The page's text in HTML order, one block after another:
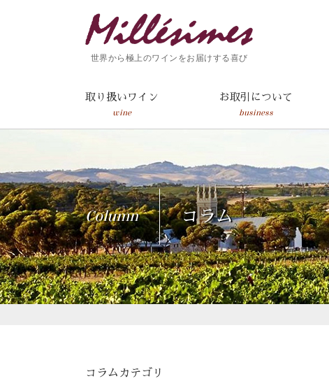
世界から極上のワインをお届けする喜び
取り扱いワイン
wine
お取引について
business
Column コラム
コラムカテゴリ